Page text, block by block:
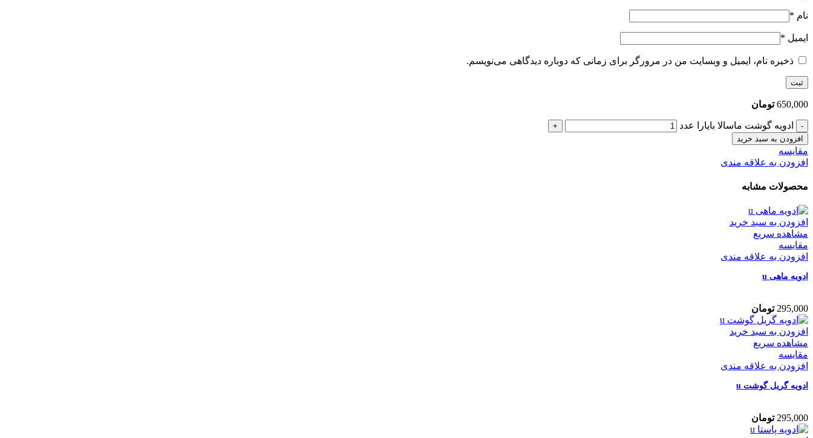
نام *
ایمیل *
ذخیره نام، ایمیل و وبسایت من در مرورگر برای زمانی که دوباره دیدگاهی می‌نویسم.
650,000 تومان
ادویه گوشت ماسالا بایارا عدد
افزودن به سبد خرید
مقایسه
افزودن به علاقه مندی
محصولات مشابه
افزودن به سبد خرید
مشاهده سریع
مقایسه
افزودن به علاقه مندی
ادویه ماهی u
295,000 تومان
افزودن به سبد خرید
مشاهده سریع
مقایسه
افزودن به علاقه مندی
ادویه گریل گوشت u
295,000 تومان